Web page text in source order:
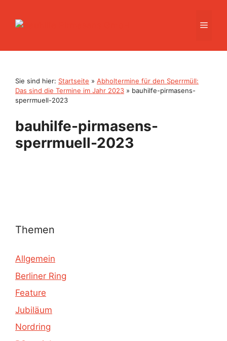
Inhalt
Sie sind hier: Startseite » Abholtermine für den Sperrmüll:
Das sind die Termine im Jahr 2023 » bauhilfe-pirmasens-
sperrmuell-2023
bauhilfe-pirmasens-
sperrmuell-2023
Themen
Allgemein
Berliner Ring
Feature
Jubiläum
Nordring